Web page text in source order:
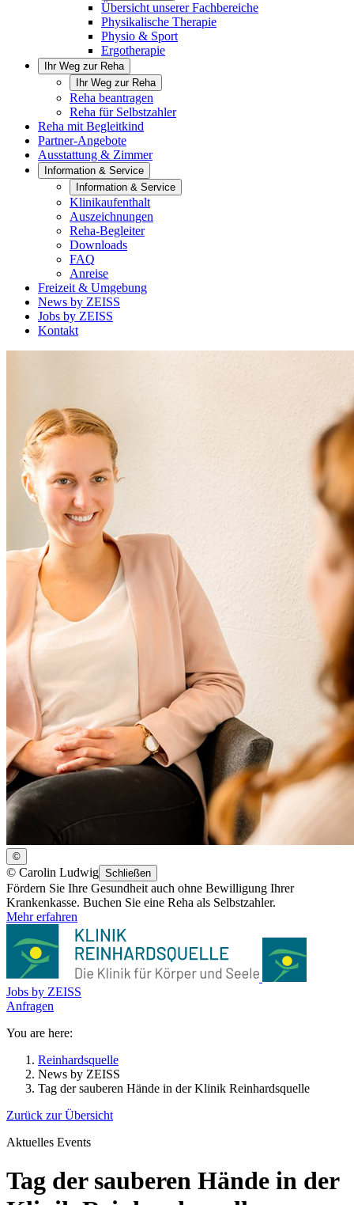
Übersicht unserer Fachbereiche
Physikalische Therapie
Physio & Sport
Ergotherapie
Ihr Weg zur Reha
Ihr Weg zur Reha
Reha beantragen
Reha für Selbstzahler
Reha mit Begleitkind
Partner-Angebote
Ausstattung & Zimmer
Information & Service
Information & Service
Klinikaufenthalt
Auszeichnungen
Reha-Begleiter
Downloads
FAQ
Anreise
Freizeit & Umgebung
News by ZEISS
Jobs by ZEISS
Kontakt
©
© Carolin Ludwig Schließen
Fördern Sie Ihre Gesundheit auch ohne Bewilligung Ihrer
Krankenkasse. Buchen Sie eine Reha als Selbstzahler.
Mehr erfahren
Jobs by ZEISS
Anfragen
You are here:
Reinhardsquelle
News by ZEISS
Tag der sauberen Hände in der Klinik Reinhardsquelle
Zurück zur Übersicht
Aktuelles Events
Tag der sauberen Hände in der